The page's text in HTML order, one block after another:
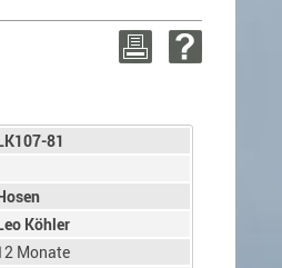
81
Köhler
Monate